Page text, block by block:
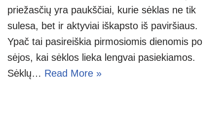
priežasčių yra paukščiai, kurie sėklas ne tik
sulesa, bet ir aktyviai iškapsto iš paviršiaus.
Ypač tai pasireiškia pirmosiomis dienomis po
sėjos, kai sėklos lieka lengvai pasiekiamos.
Sėklų… Read More »